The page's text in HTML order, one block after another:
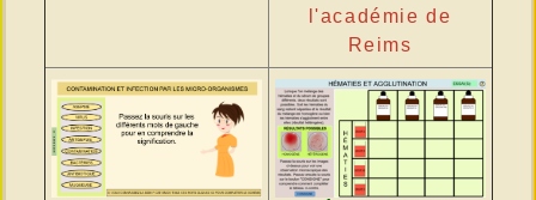
l'académie de
Reims